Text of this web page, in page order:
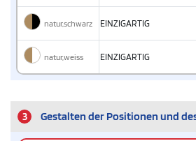
natur,schwarz EINZIGARTIG
natur,weiss EINZIGARTIG
3 Gestalten der Positionen und